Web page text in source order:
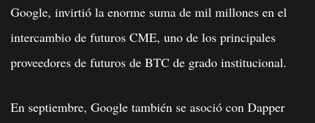
Google, invirtió la enorme suma de mil millones en el
intercambio de futuros CME, uno de los principales
proveedores de futuros de BTC de grado institucional.
En septiembre, Google también se asoció con Dapper